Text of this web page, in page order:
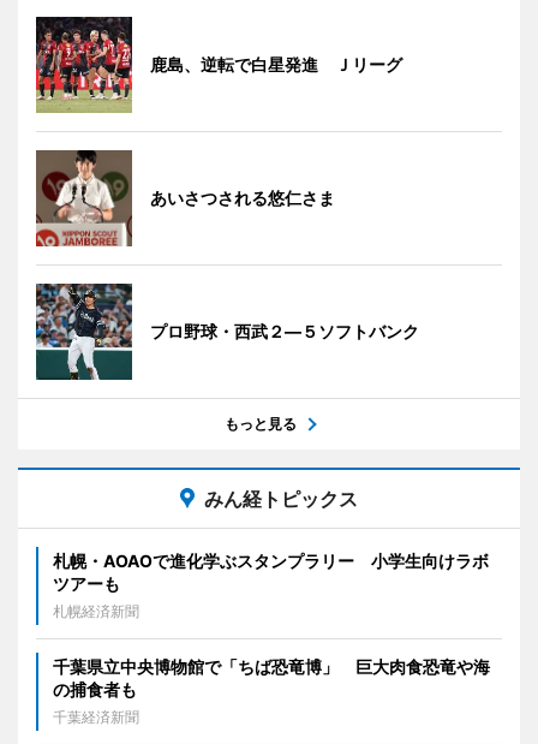
鹿島、逆転で白星発進 Ｊリーグ
あいさつされる悠仁さま
プロ野球・西武２―５ソフトバンク
もっと見る
みん経トピックス
札幌・AOAOで進化学ぶスタンプラリー 小学生向けラボ
ツアーも
札幌経済新聞
千葉県立中央博物館で「ちば恐竜博」 巨大肉食恐竜や海
の捕食者も
千葉経済新聞